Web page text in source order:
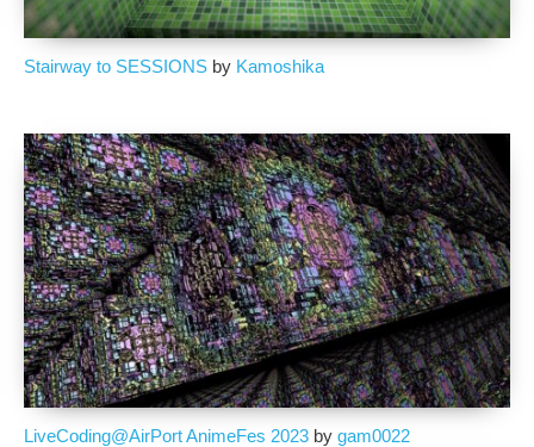
Stairway to SESSIONS by Kamoshika
LiveCoding@AirPort AnimeFes 2023 by gam0022